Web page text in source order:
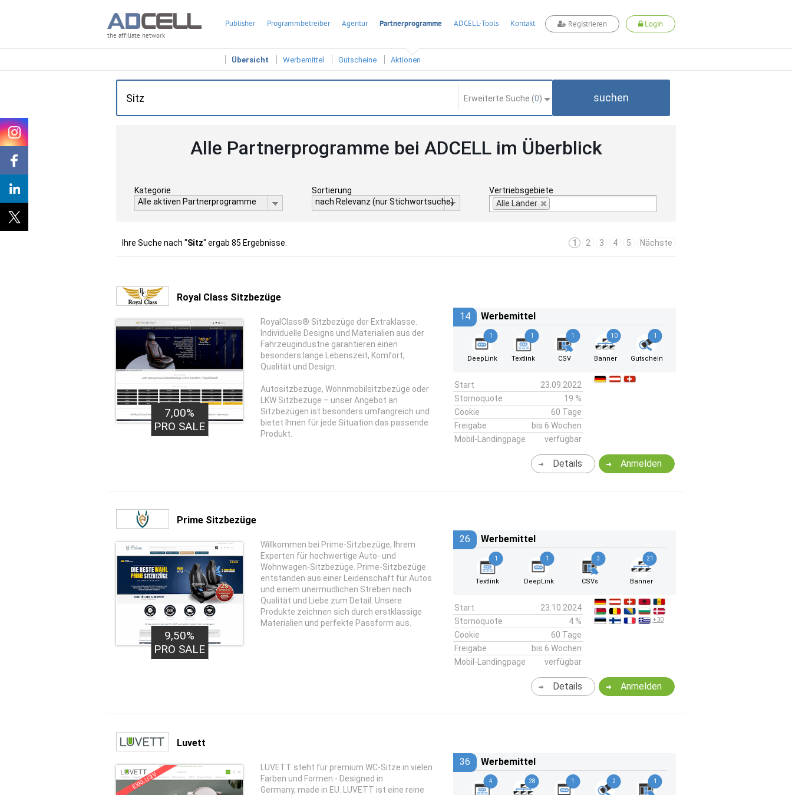
the affiliate network
Publisher Programmbetreiber Agentur Partnerprogramme ADCELL-Tools Kontakt Registrieren Login
Übersicht Werbemittel Gutscheine Aktionen
Erweiterte Suche (0) suchen
Alle Partnerprogramme bei ADCELL im Überblick
Kategorie
Alle aktiven Partnerprogramme
Sortierung
nach Relevanz (nur Stichwortsuche)
Vertriebsgebiete
Alle Länder
Ihre Suche nach "Sitz" ergab 85 Ergebnisse. 1 2 3 4 5 Nächste
Royal Class Sitzbezüge
7,00%
PRO SALE
RoyalClass® Sitzbezüge der Extraklasse.
Individuelle Designs und Materialien aus der
Fahrzeugindustrie garantieren einen
besonders lange Lebenszeit, Komfort,
Qualität und Design.
Autositzbezüge, Wohnmobilsitzbezüge oder
LKW Sitzbezüge – unser Angebot an
Sitzbezügen ist besonders umfangreich und
bietet Ihnen für jede Situation das passende
Produkt.
14 Werbemittel
1
DeepLink
1
Textlink
1
CSV
10
Banner
1
Gutschein
Start
23.09.2022
Stornoquote
19 %
Cookie
60 Tage
Freigabe
bis 6 Wochen
Mobil-Landingpage
verfügbar
Anmelden
Details
Prime Sitzbezüge
9,50%
PRO SALE
Willkommen bei Prime-Sitzbezüge, Ihrem
Experten für hochwertige Auto- und
Wohnwagen-Sitzbezüge. Prime-Sitzbezüge
entstanden aus einer Leidenschaft für Autos
und einem unermüdlichen Streben nach
Qualität und Liebe zum Detail. Unsere
Produkte zeichnen sich durch erstklassige
Materialien und perfekte Passform aus.
26 Werbemittel
1
Textlink
1
DeepLink
3
CSVs
21
Banner
Start
23.10.2024
Stornoquote
4 %
Cookie
60 Tage
Freigabe
bis 6 Wochen
Mobil-Landingpage
verfügbar
+30
Anmelden
Details
Luvett
EXKLUSIV
LUVETT steht für premium WC-Sitze in vielen
Farben und Formen - Designed in
Germany, made in EU. LUVETT ist eine reine
36 Werbemittel
4 28 1 2 1